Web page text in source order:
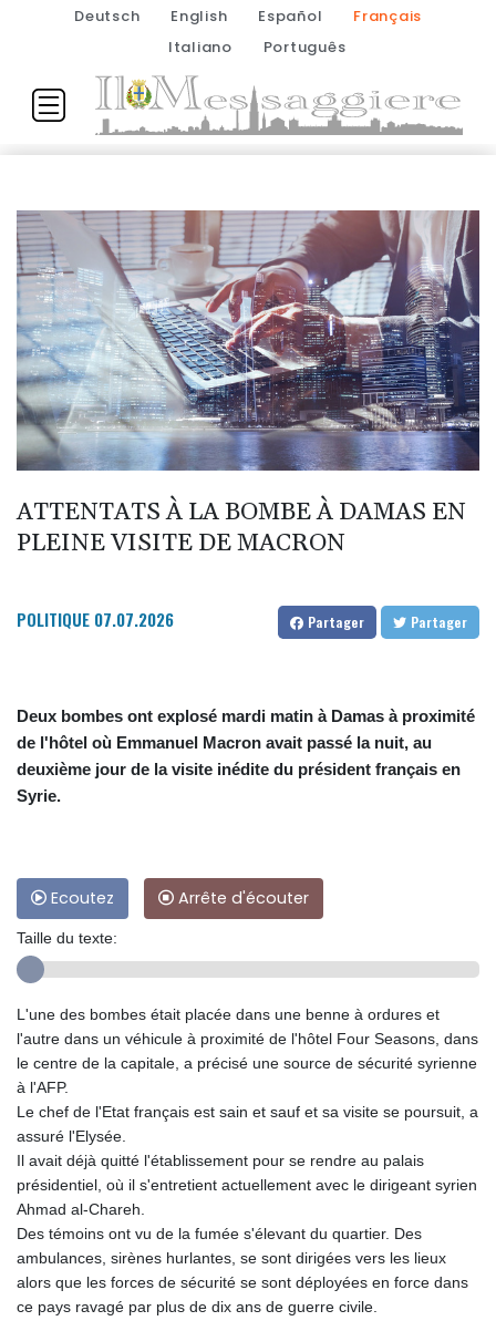
Deutsch English Español
Français
Italiano
Português
ATTENTATS À LA BOMBE À DAMAS EN
PLEINE VISITE DE MACRON
POLITIQUE 07.07.2026 Partager Partager
Deux bombes ont explosé mardi matin à Damas à proximité
de l'hôtel où Emmanuel Macron avait passé la nuit, au
deuxième jour de la visite inédite du président français en
Syrie.
Ecoutez Arrête d'écouter
Taille du texte:
L'une des bombes était placée dans une benne à ordures et
l'autre dans un véhicule à proximité de l'hôtel Four Seasons, dans
le centre de la capitale, a précisé une source de sécurité syrienne
à l'AFP.
Le chef de l'Etat français est sain et sauf et sa visite se poursuit, a
assuré l'Elysée.
Il avait déjà quitté l'établissement pour se rendre au palais
présidentiel, où il s'entretient actuellement avec le dirigeant syrien
Ahmad al-Chareh.
Des témoins ont vu de la fumée s'élevant du quartier. Des
ambulances, sirènes hurlantes, se sont dirigées vers les lieux
alors que les forces de sécurité se sont déployées en force dans
ce pays ravagé par plus de dix ans de guerre civile.